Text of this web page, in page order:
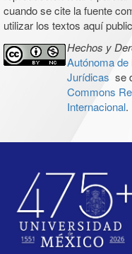
cuando se cite la fuente
utilizar los textos aquí
Hechos y
Autónoma
Jurídicas se
Commons
Internacional.